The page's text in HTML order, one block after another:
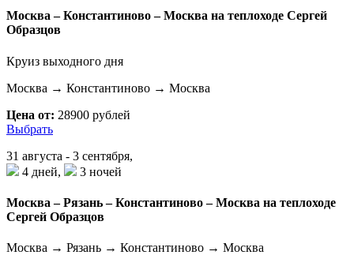
Москва – Константиново – Москва на теплоходе Сергей
Образцов
Круиз выходного дня
Москва → Константиново → Москва
Цена от: 28900 рублей
Выбрать
31 августа - 3 сентября,
4 дней,
3 ночей
Москва – Рязань – Константиново – Москва на теплоходе
Сергей Образцов
Москва → Рязань → Константиново → Москва